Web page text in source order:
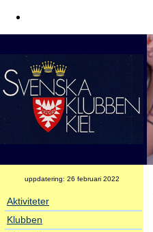
uppdatering: 26 februari 2022
Aktiviteter
Klubben